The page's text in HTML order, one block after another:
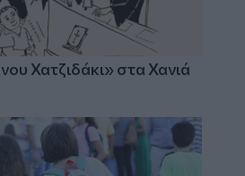
Χατζιδάκι» στα Χανιά